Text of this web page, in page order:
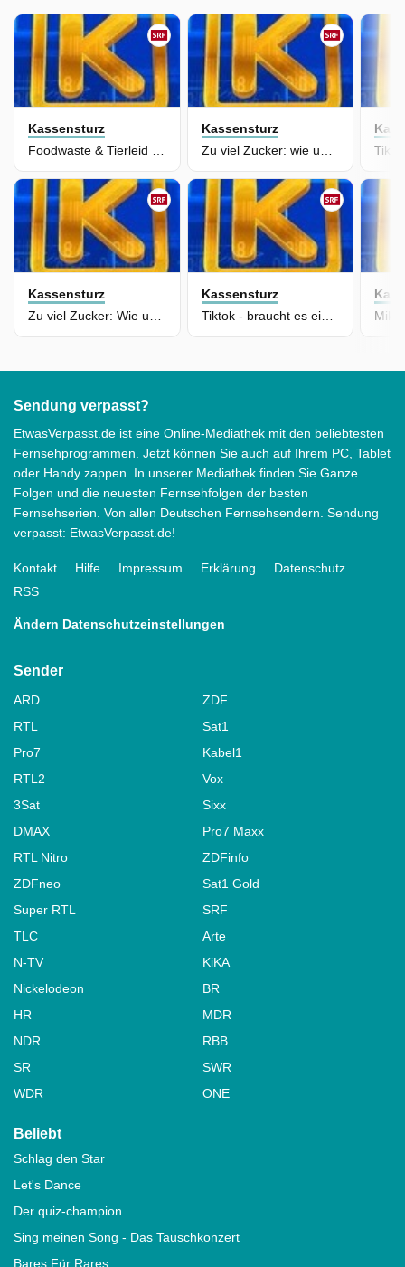
Kassensturz
Foodwaste & Tierleid - Fleisch in der Kritik
Kassensturz
Zu viel Zucker: wie uns die Lebensmittelindustrie verführt
Kassensturz
Kassensturz
Tiktok - braucht es ein Verbot für Jugendliche?
Sendung verpasst?
EtwasVerpasst.de ist eine Online-Mediathek mit den beliebtesten
Fernsehprogrammen. Jetzt können Sie auch auf Ihrem PC, Tablet
oder Handy zappen. In unserer Mediathek finden Sie Ganze
Folgen und die neuesten Fernsehfolgen der besten
Fernsehserien. Von allen Deutschen Fernsehsendern. Sendung
verpasst: EtwasVerpasst.de!
Kontakt Hilfe Impressum Erklärung
Datenschutz
RSS
Ändern Datenschutzeinstellungen
Sender
ARD
ZDF
RTL
Sat1
Pro7
Kabel1
RTL2
Vox
3Sat
Sixx
DMAX
Pro7 Maxx
RTL Nitro
ZDFinfo
ZDFneo
Sat1 Gold
Super RTL
SRF
TLC
Arte
N-TV
KiKA
Nickelodeon
BR
HR
MDR
NDR
RBB
SR
SWR
WDR
ONE
Beliebt
Schlag den Star
Let's Dance
Der quiz-champion
Sing meinen Song - Das Tauschkonzert
Bares Für Rares